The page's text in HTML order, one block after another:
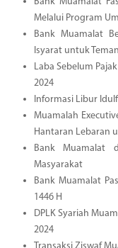
Melalui Program
Bank Muamalat
Isyarat untuk
Laba Sebelum
2024
Informasi Libur
Muamalah
Hantaran Lebaran
Bank Muamalat
Masyarakat
Bank Muamalat
1446 H
DPLK Syariah
2024